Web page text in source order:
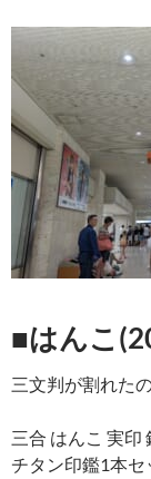
■はんこ
三文判が割れた
三合 はんこ 実印
チタン印鑑1本セ